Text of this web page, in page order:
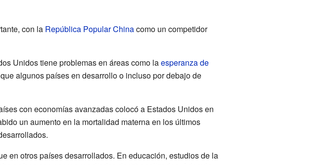
con la República Popular Chinacomo un competidor
Unidos tiene problemas en áreas como laesperanza de
algunos países en desarrollo o incluso por debajo de
con economías avanzadas colocó a Estados Unidos en
un aumento en la mortalidad materna en los últimos
en otros países desarrollados. En educación, estudios de la